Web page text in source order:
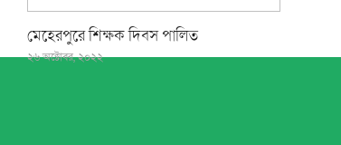
মেহেরপুরে শিক্ষক দিবস পালিত
২৬ অক্টোবর, ২০২২